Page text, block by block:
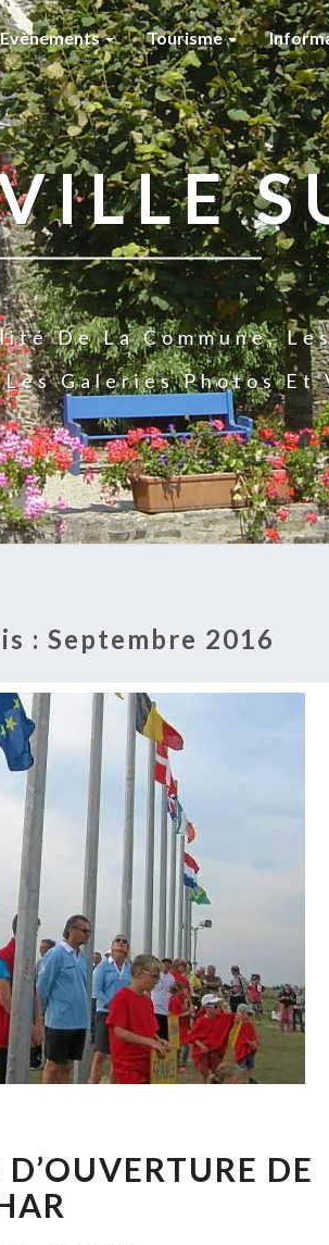
Evènements Tourisme
De La Commune,
Galeries Photos Et
: Septembre 2016
DE